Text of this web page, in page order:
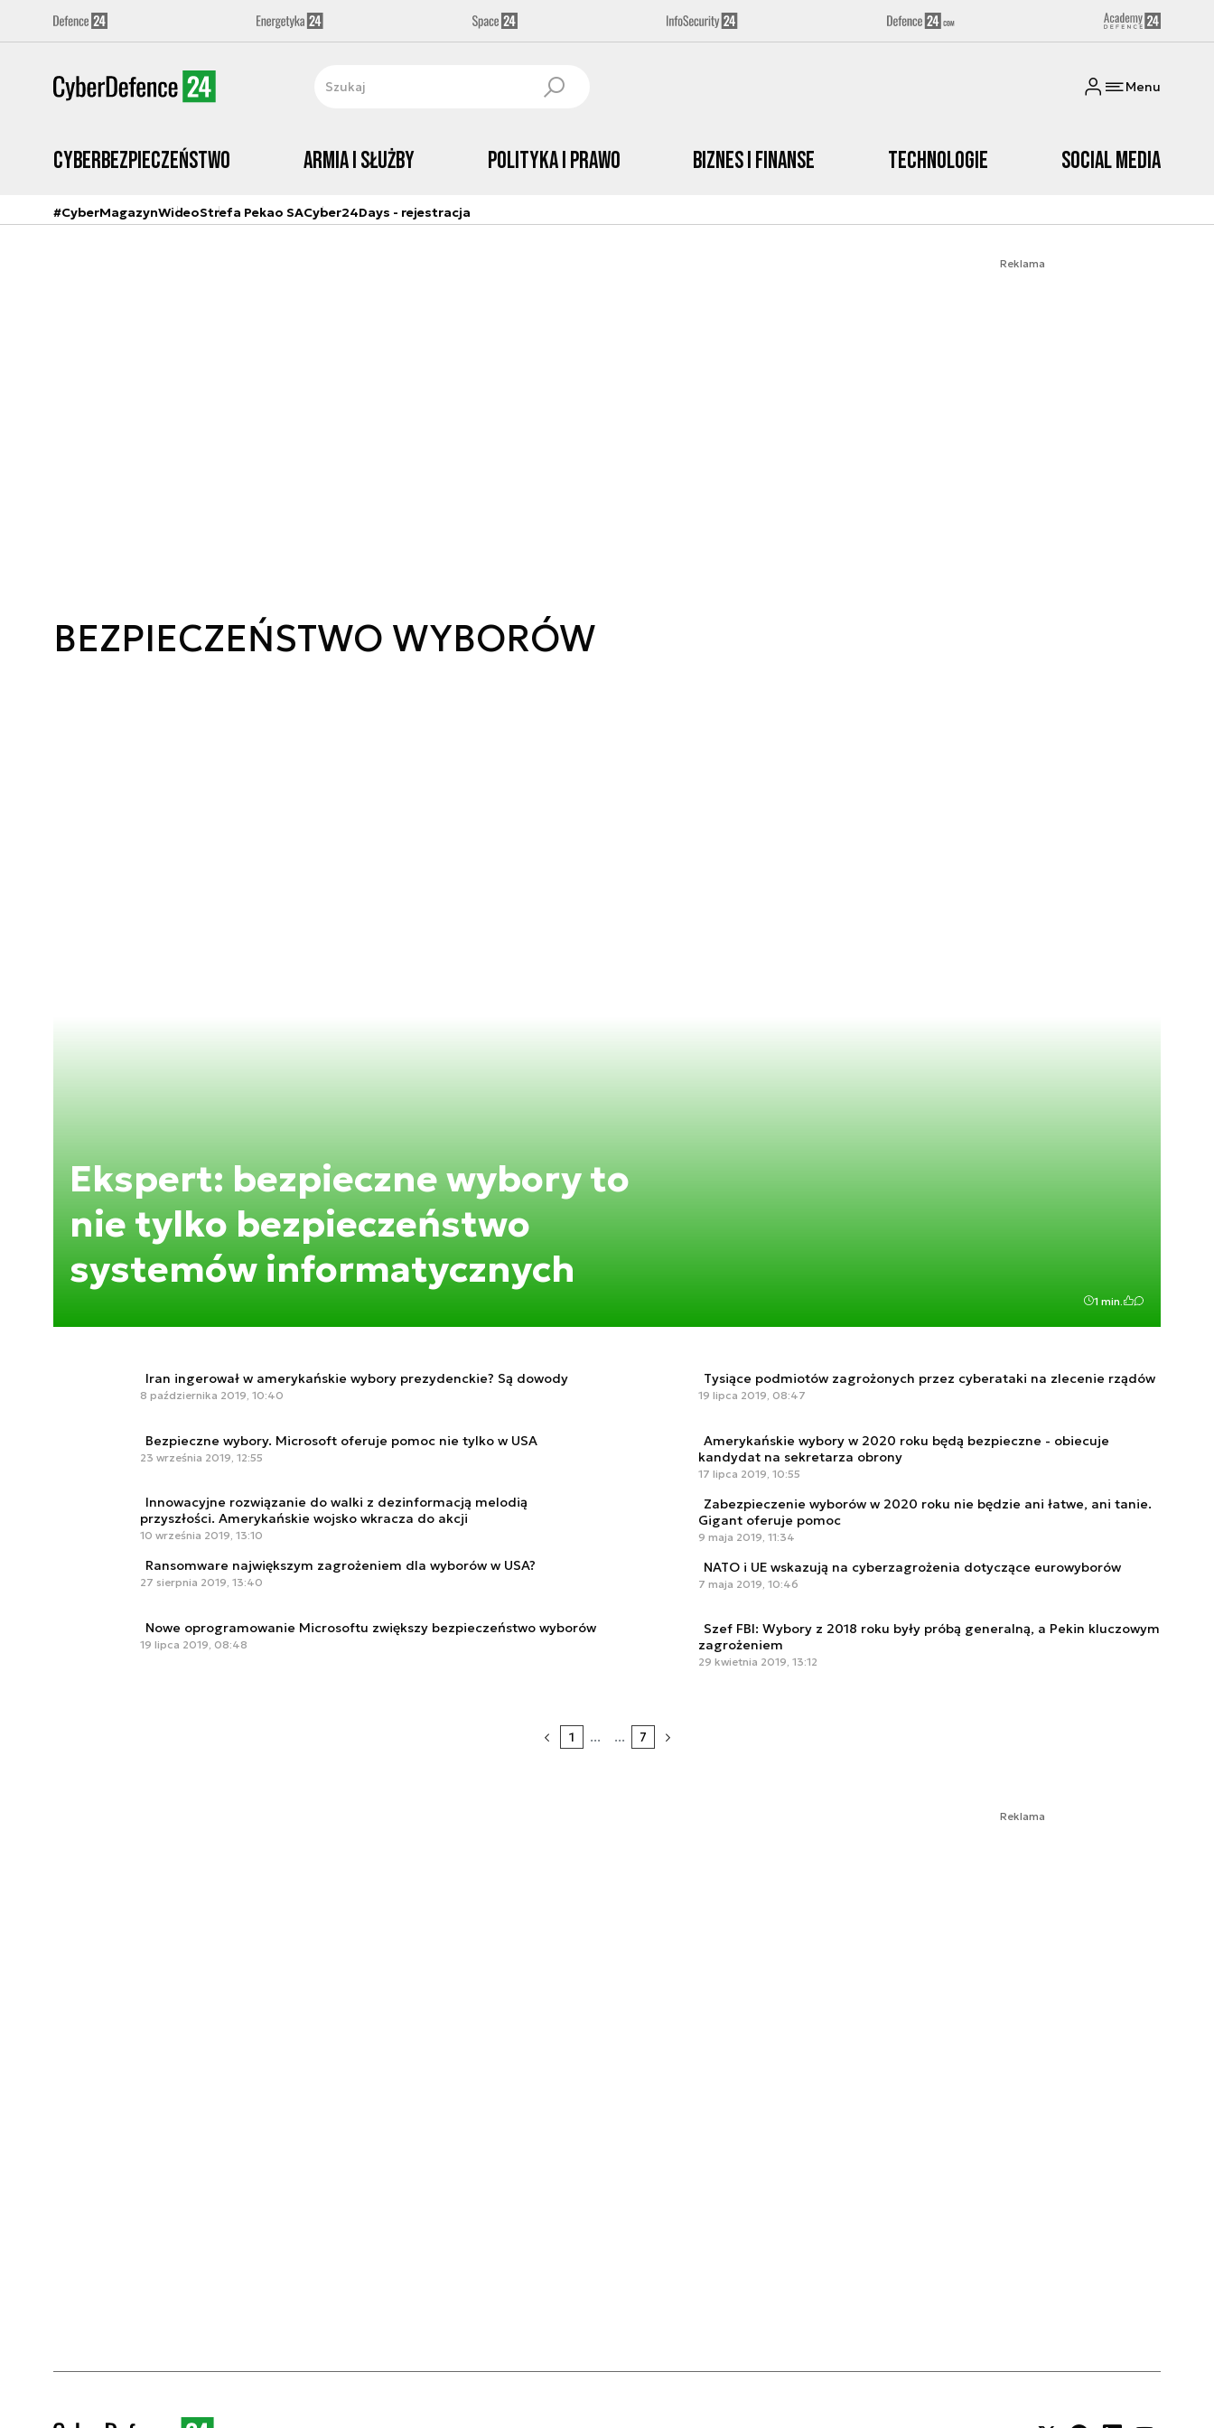
Menu
Cyberbezpieczeństwo Armia i Służby Polityka i prawo Biznes i Finanse Technologie Social media
#CyberMagazynWideoStrefa Pekao SACyber24Days - rejestracja
Reklama
BEZPIECZEŃSTWO WYBORÓW
Ekspert: bezpieczne wybory to
nie tylko bezpieczeństwo
systemów informatycznych
1 min.
Iran ingerował w amerykańskie wybory prezydenckie? Są dowody
8 października 2019, 10:40
Bezpieczne wybory. Microsoft oferuje pomoc nie tylko w USA
23 września 2019, 12:55
Innowacyjne rozwiązanie do walki z dezinformacją melodią
przyszłości. Amerykańskie wojsko wkracza do akcji
10 września 2019, 13:10
Ransomware największym zagrożeniem dla wyborów w USA?
27 sierpnia 2019, 13:40
Nowe oprogramowanie Microsoftu zwiększy bezpieczeństwo wyborów
19 lipca 2019, 08:48
Tysiące podmiotów zagrożonych przez cyberataki na zlecenie rządów
19 lipca 2019, 08:47
Amerykańskie wybory w 2020 roku będą bezpieczne - obiecuje
kandydat na sekretarza obrony
17 lipca 2019, 10:55
Zabezpieczenie wyborów w 2020 roku nie będzie ani łatwe, ani tanie.
Gigant oferuje pomoc
9 maja 2019, 11:34
NATO i UE wskazują na cyberzagrożenia dotyczące eurowyborów
7 maja 2019, 10:46
Szef FBI: Wybory z 2018 roku były próbą generalną, a Pekin kluczowym
zagrożeniem
29 kwietnia 2019, 13:12
1 ... ... 7
Reklama